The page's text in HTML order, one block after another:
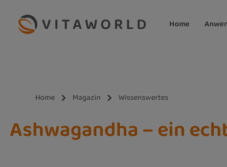
Hauptinhalt springen
Zur Suche springen
Zur Hauptnavigation springen
Home
Home Magazin Wissenswertes
Ashwagandha – ein